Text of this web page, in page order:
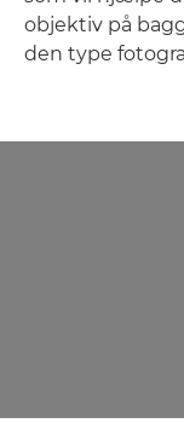
objektiv på
den type